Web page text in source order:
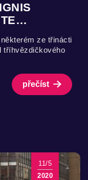
ze třinácti
tříhvězdičkového
přečíst
11/5
2020